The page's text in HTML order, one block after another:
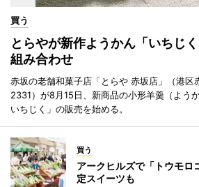
買う
とらやが新作ようかん「いちじ
組み合わせ
赤坂の老舗和菓子店「とらや 赤坂店」（港
2331）が8月15日、新商品の小形羊羹（よう
いちじく」の販売を始める。
買う
アークヒルズで「トウモ
定スイーツも